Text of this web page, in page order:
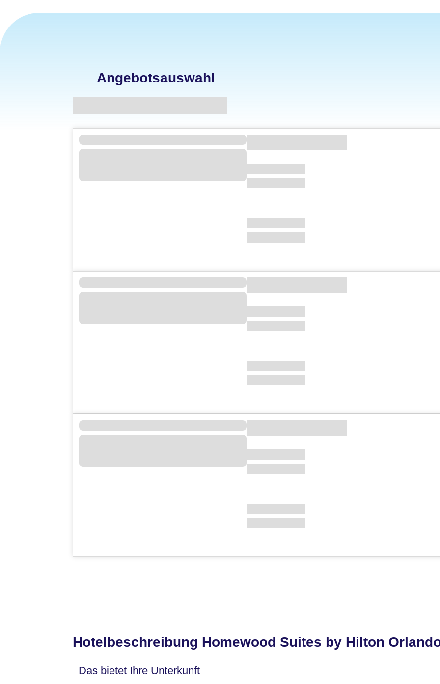
Angebotsauswahl
Hotelbeschreibung Homewood Suites by Hilton
Das bietet Ihre Unterkunft